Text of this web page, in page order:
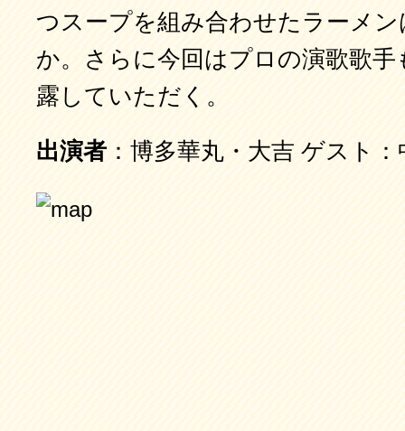
つスープを組み合わせたラーメ
か。さらに今回はプロの演歌歌手
露していただく。
出演者：博多華丸・大吉 ゲスト：